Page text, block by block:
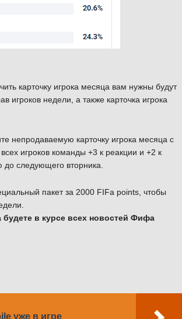
карточку игрока месяца вам нужны будут
игроков недели, а также карточка игрока
непродаваемую карточку игрока месяца с
игроков команды +3 к реакции и +2 к
следующего вторника.
пакет за 2000 FIFa points, чтобы
будете в курсе всех новостей Фифа
уже в игре